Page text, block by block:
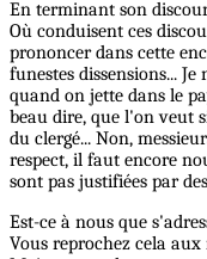
En terminant son
Où conduisent ces
prononcer dans cette
funestes dissensions...
quand on jette dans le
beau dire, que l'on veut
du clergé... Non,
respect, il faut encore
sont pas justifiées par
Est-ce à nous que
Vous reprochez cela